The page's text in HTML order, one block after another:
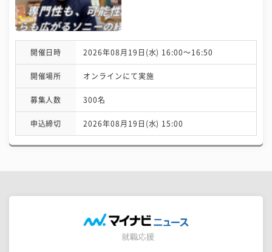
開催日時 2026年08月19日(水) 16:00〜16:50
開催場所 オンラインにて実施
募集人数 300名
申込締切 2026年08月19日(水) 15:00